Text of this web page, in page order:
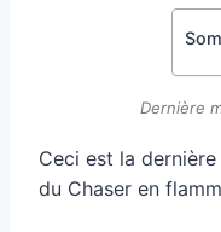
Dernière
Ceci est la
du Chaser en